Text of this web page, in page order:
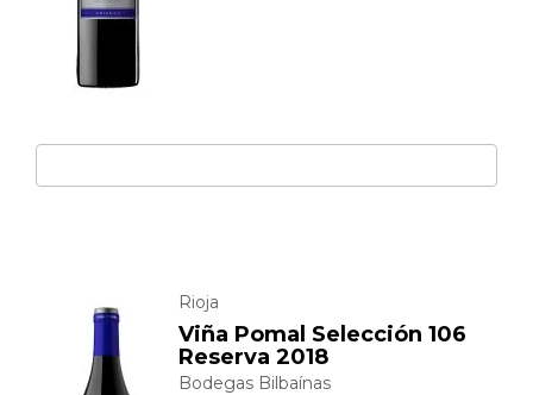
Rioja
Viña Pomal Selección 106
Reserva 2018
Bodegas Bilbaínas